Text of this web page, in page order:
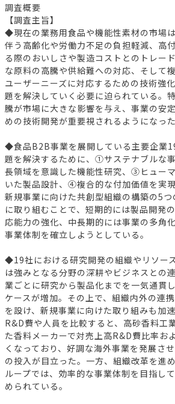
調査概要
【調査主旨】
◆現在の業務用食品や機能性素材の市場
伴う高齢化や労働力不足の負担軽減、高
る際のおいしさや製造コストとのトレー
な原料の高騰や供給難への対応、そして
ユーザーニーズに対応するための技術強
題を解決していく必要に迫られている。
騰が市場に大きな影響を与え、事業の安
めの技術開発が重要視されるようになった
◆食品B2B事業を展開している主要企業
題を解決するために、①サステナブルな
長領域を意識した機能性研究、③ヒュー
いた製品設計、④複合的な付加価値を実
新規事業に向けた共創型組織の構築の5
に取り組むことで、短期的には製品開発
応能力の強化、中長期的には事業の多角
事業体制を確立しようとしている。
◆19社における研究開発の組織やリソー
は強みとなる分野の深耕やビジネスとの
業ごとに研究から製品化までを一気通貫
ケースが増加。その上で、組織内外の連
を設け、新規事業に向けた取り組みも加
R&D費や人員を比較すると、高砂香料工
た香料メーカーで対売上高R&D費比率お
くなっており、好調な海外事業を発展さ
の投入が目立った。一方、組織改革を進
ループでは、効率的な事業体制を目指し
められている。